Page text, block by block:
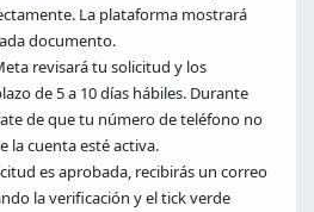
La plataforma mostrará
documento.
revisará tu solicitud y los
de 5 a 10 días hábiles. Durante
de que tu número de teléfono no
la cuenta esté activa.
es aprobada, recibirás un correo
la verificación y el tick verde